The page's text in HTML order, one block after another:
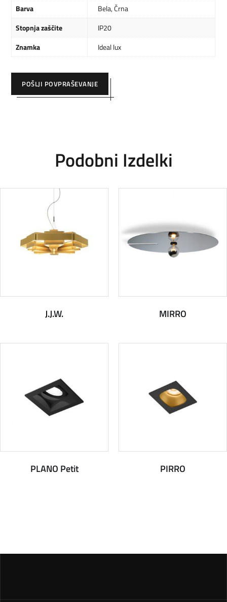
Barva Bela,Črna
Stopnja zaščite
IP20
Znamka
Ideal lux
POŠLJI POVPRAŠEVANJE
Podobni Izdelki
J.J.W. MIRRO
PLANO Petit PIRRO